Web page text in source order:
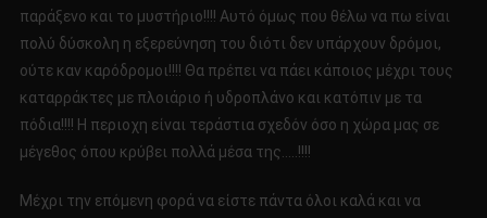
παράξενο και το μυστήριο!!!! Αυτό όμως που θέλω να πω είναι
πολύ δύσκολη η εξερεύνηση του διότι δεν υπάρχουν δρόμοι,
ούτε καν καρόδρομοι!!!! Θα πρέπει να πάει κάποιος μέχρι τους
καταρράκτες με πλοιάριο ή υδροπλάνο και κατόπιν με τα
πόδια!!!! Η περιοχη είναι τεράστια σχεδόν όσο η χώρα μας σε
μέγεθος όπου κρύβει πολλά μέσα της…..!!!!
Μέχρι την επόμενη φορά να είστε πάντα όλοι καλά και να